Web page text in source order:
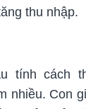
thu nhập.
tính cách
nhiều. Con